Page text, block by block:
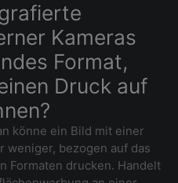
Kameras
Format,
Druck auf
könne ein Bild mit einer
weniger, bezogen auf das
Formaten drucken. Handelt